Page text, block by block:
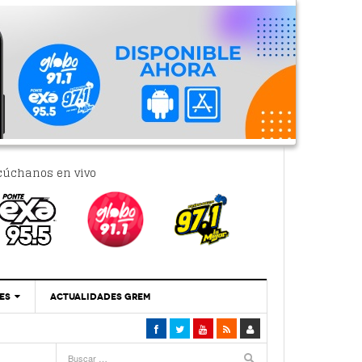
en vivo
‘Se Vale Soñar Con Una Contraloría Ciudadana’
ACTUALIDADES GREM
las 16:00 horas